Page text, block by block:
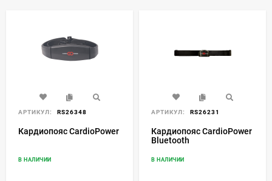
АРТИКУЛ: RS26348
Кардиопояс CardioPower
В НАЛИЧИИ
АРТИКУЛ: RS26231
Кардиопояс CardioPower
Bluetooth
В НАЛИЧИИ